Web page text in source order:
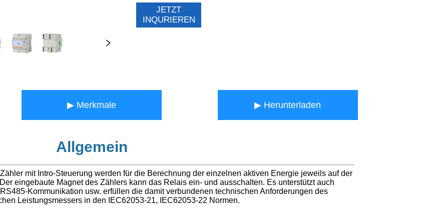
JETZT
INQURIEREN
▶ Merkmale ▶ Herunterladen